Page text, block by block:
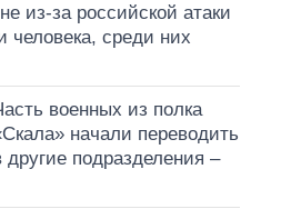
из-за российской атаки
человека, среди них
военных из полка
начали переводить
другие подразделения –